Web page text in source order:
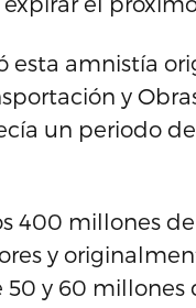
esta amnistía
y
un periodo
400 millones
y
y 60 millones